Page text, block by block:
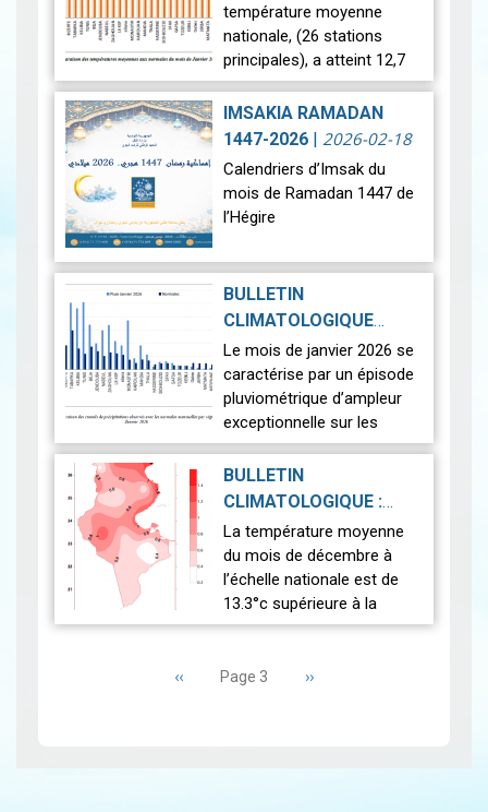
température moyenne
nationale, (26 stations
principales), a atteint 12,7
°c, soit une anomalie
positive de +1,4 °c par
rapport à la moyenne de
IMSAKIA RAMADAN
1447-2026
2026-02-18
Calendriers d’Imsak du
mois de Ramadan 1447 de
l’Hégire
Ci-dessous les calendriers
d’Imsak du mois de
Ramadan 1447 de l’Hégire.
tunisiennes ainsi que…
BULLETIN
CLIMATOLOGIQUE
PRÉLIMINAIRE DU
JANVIER 2026|
2026-02-13
Le mois de janvier 2026 se
caractérise par un épisode
pluviométrique d’ampleur
exceptionnelle sur les
régions du nord et du
centre, générant des
impacts hydrologiques
BULLETIN
CLIMATOLOGIQUE :
DÉCEMBRE 2025|
2026-01-30
La température moyenne
du mois de décembre à
l’échelle nationale est de
13.3°c supérieure à la
normale (12.5°c). Cela
relativement plus chaud
Page
précédente
‹‹ Page 3 Page
››